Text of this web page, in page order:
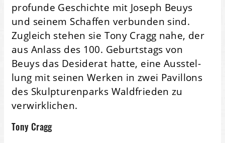
profunde Geschichte mit Joseph Beuys
und seinem Schaffen verbunden sind.
Zugleich stehen sie Tony Cragg nahe, der
aus Anlass des 100. Geburts­tags von
Beuys das Desiderat hatte, eine Aus­stel­
lung mit seinen Werken in zwei Pavillons
des Skulpturen­parks Wald­­frieden zu
verwirk­lichen.
Tony Cragg